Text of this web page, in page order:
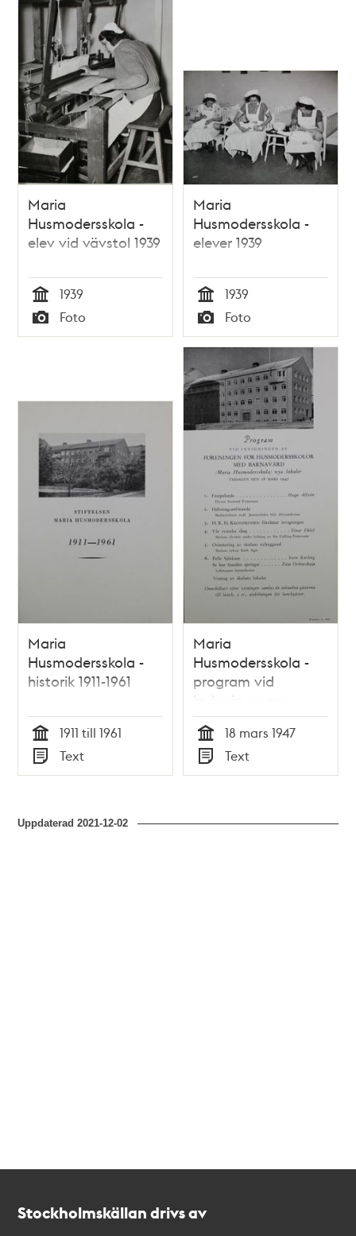
poster
och
teman
Maria
Husmodersskola -
elev vid vävstol 1939
Tid
1939
Typ
Foto
Maria
Husmodersskola -
elever 1939
Tid
1939
Typ
Foto
Maria
Husmodersskola -
historik 1911-1961
Tid
1911 till 1961
Typ
Text
Maria
Husmodersskola -
program vid
invignig av nya
lokaler 1947
Tid
18 mars 1947
Typ
Text
Uppdaterad2021-12-02
Stockholmskällan drivs av